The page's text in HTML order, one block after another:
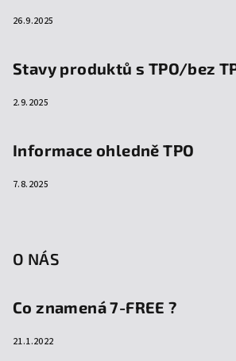
26.9.2025
Stavy produktů s TPO/bez
2.9.2025
Informace ohledně TPO
7.8.2025
O NÁS
Co znamená 7-FREE ?
21.1.2022